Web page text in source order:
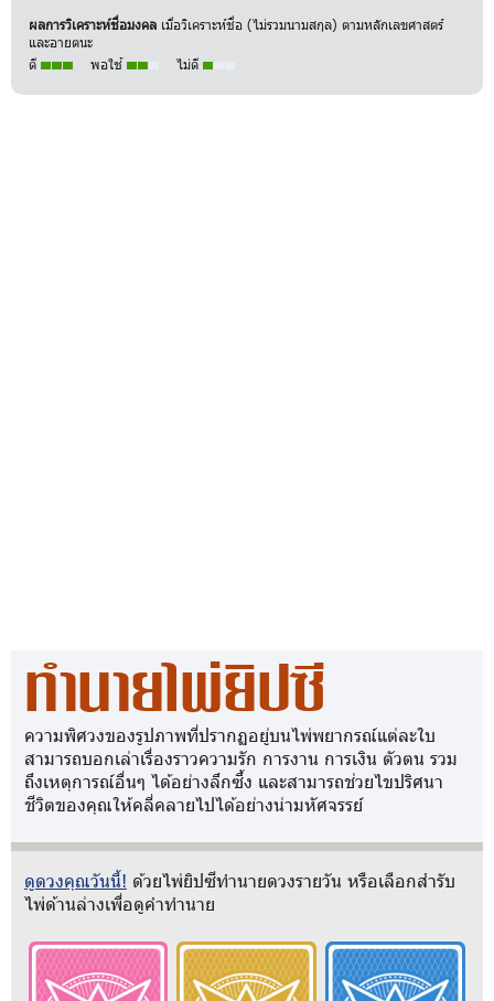
ผลการวิเคราะห์ชื่อมงคล เมื่อวิเคราะห์ชื่อ (ไม่รวมนามสกุล) ตามหลักเลขศาสตร์
และอายตนะ
ดี
พอใช้ ไม่ดี
ทำนายไพ่ยิปซี
ความพิศวงของรูปภาพที่ปรากฏอยู่บนไพ่พยากรณ์แต่ละใบ
สามารถบอกเล่าเรื่องราวความรัก การงาน การเงิน ตัวตน รวม
ถึงเหตุการณ์อื่นๆ ได้อย่างลึกซึ้ง และสามารถช่วยไขปริศนา
ชีวิตของคุณให้คลี่คลายไปได้อย่างน่ามหัศจรรย์
ดูดวงคุณวันนี้! ด้วยไพ่ยิปซีทำนายดวงรายวัน หรือเลือกสำรับ
ไพ่ด้านล่างเพื่อดูคำทำนาย